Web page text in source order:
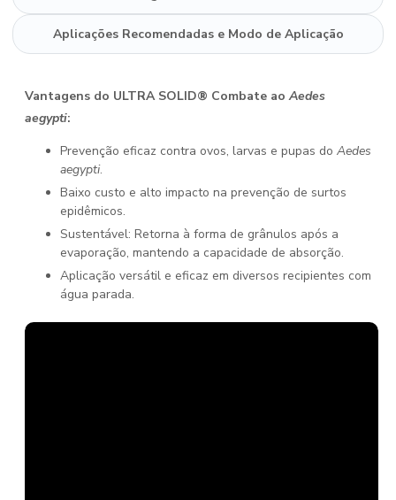
Aplicações Recomendadas e Modo de Aplicação
Vantagens do ULTRA SOLID® Combate aoAedes
aegypti:
Prevenção eficaz contra ovos, larvas e pupas do Aedes
aegypti.
Baixo custo e alto impacto na prevenção de surtos
epidêmicos.
Sustentável: Retorna à forma de grânulos após a
evaporação, mantendo a capacidade de absorção.
Aplicação versátil e eficaz em diversos recipientes com
água parada.